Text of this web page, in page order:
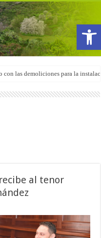
con las demoliciones para la
al tenor